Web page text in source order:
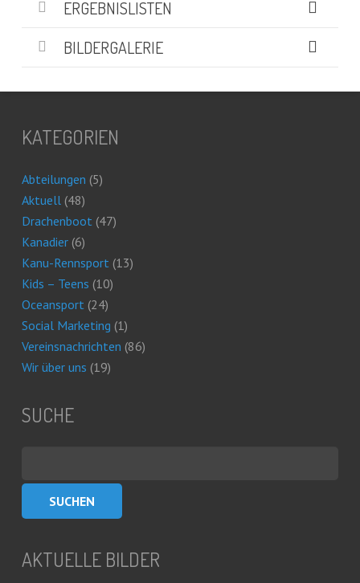
ERGEBNISLISTEN
BILDERGALERIE
KATEGORIEN
Abteilungen (5)
Aktuell(48)
Drachenboot(47)
Kanadier(6)
Kanu-Rennsport(13)
Kids – Teens (10)
Oceansport(24)
Social Marketing (1)
Vereinsnachrichten (86)
Wir über uns (19)
SUCHE
AKTUELLE BILDER